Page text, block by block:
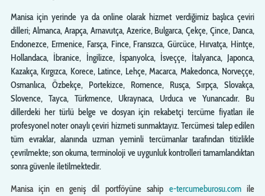
Manisa için yerinde ya da online olarak hizmet verdiğimiz başlıca çeviri
dilleri; Almanca, Arapça, Arnavutça, Azerice, Bulgarca, Çekçe, Çince, Danca,
Endonezce, Ermenice, Farsça, Fince, Fransızca, Gürcüce, Hırvatça, Hintçe,
Hollandaca, İbranice, İngilizce, İspanyolca, İsveççe, İtalyanca, Japonca,
Kazakça, Kırgızca, Korece, Latince, Lehçe, Macarca, Makedonca, Norveççe,
Osmanlıca, Özbekçe, Portekizce, Romence, Rusça, Sırpça, Slovakça,
Slovence, Tayca, Türkmence, Ukraynaca, Urduca ve Yunancadır. Bu
dillerdeki her türlü belge ve dosyan için rekabetçi tercüme fiyatları ile
profesyonel noter onaylı çeviri hizmeti sunmaktayız. Tercümesi talep edilen
tüm evraklar, alanında uzman yeminli tercümanlar tarafından titizlikle
çevrilmekte; son okuma, terminoloji ve uygunluk kontrolleri tamamlandıktan
sonra güvenle iletilmektedir.
Manisa için en geniş dil portföyüne sahip e-tercumeburosu.comile